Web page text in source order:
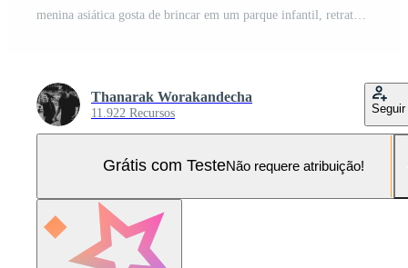
Thanarak Worakandecha
11.922 Recursos Seguir
Grátis com TesteNão requere atribuição!